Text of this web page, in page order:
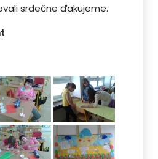
srdečne ďakujeme.